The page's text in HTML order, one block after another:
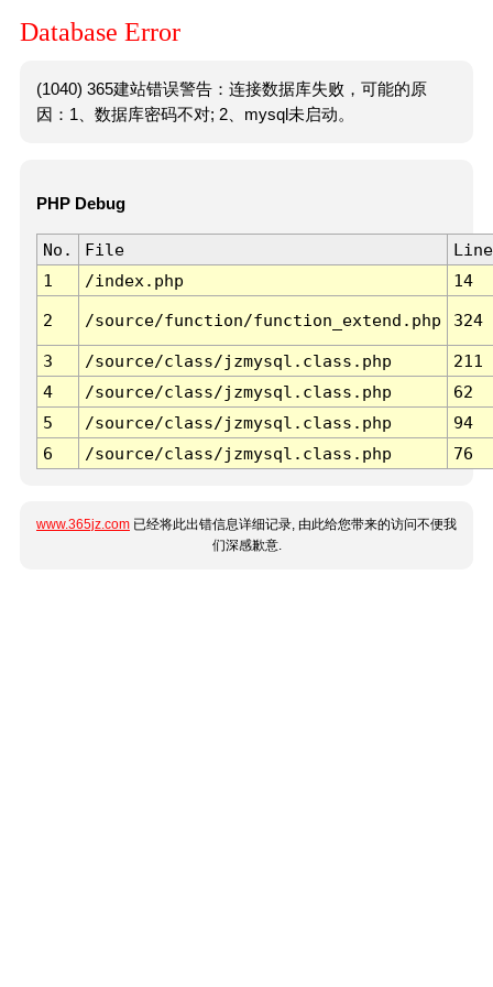
Database Error
(1040) 365建站错误警告：连接数据库失败，可能的原
因：1、数据库密码不对; 2、mysql未启动。
PHP Debug
No. File
Line
1
/index.php 14
2 /source/function/function_extend.php 324
3 /source/class/jzmysql.class.php
211
4
/source/class/jzmysql.class.php
62
5
/source/class/jzmysql.class.php
94
6
/source/class/jzmysql.class.php 76
www.365jz.com 已经将此出错信息详细记录, 由此给您带来的访问不便我
们深感歉意.